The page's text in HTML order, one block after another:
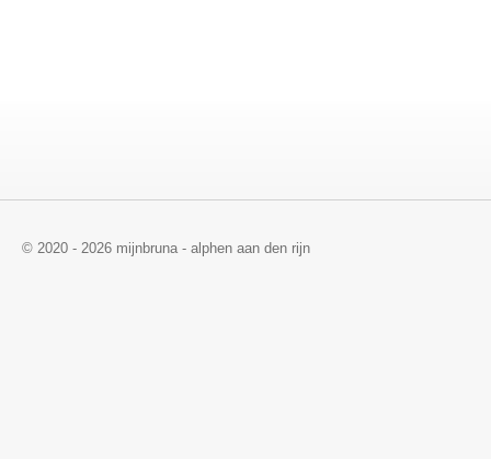
© 2020 - 2026 mijnbruna - alphen aan den rijn